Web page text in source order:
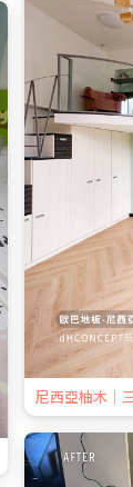
尼西亞柚木｜